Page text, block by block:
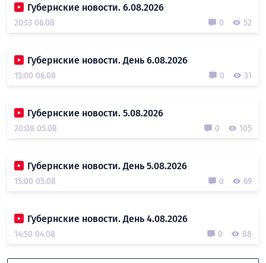
Губернские новости. 6.08.2026
20:13 06.08 0 52
Губернские новости. День 6.08.2026
15:00 06.08 0 31
Губернские новости. 5.08.2026
20:08 05.08 0 105
Губернские новости. День 5.08.2026
15:00 05.08 0 69
Губернские новости. День 4.08.2026
14:50 04.08 0 88